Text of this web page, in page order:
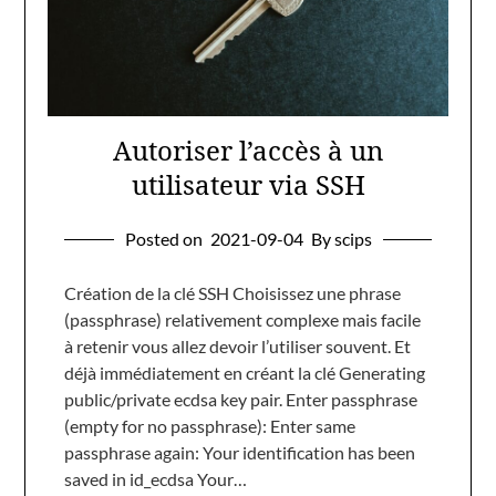
Autoriser l’accès à un
utilisateur via SSH
Posted on 2021-09-04 By scips
Création de la clé SSH Choisissez une phrase
(passphrase) relativement complexe mais facile
à retenir vous allez devoir l’utiliser souvent. Et
déjà immédiatement en créant la clé Generating
public/private ecdsa key pair. Enter passphrase
(empty for no passphrase): Enter same
passphrase again: Your identification has been
saved in id_ecdsa Your…